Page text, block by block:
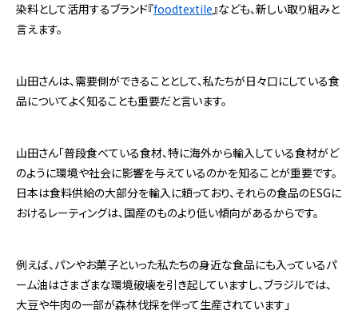
染料として活用するブランド『foodtextile』なども、新しい取り組みと
言えます。
山田さんは、需要側ができることとして、私たちが日々口にしている食
品についてよく知ることも重要だと言います。
山田さん「普段食べている食材、特に海外から輸入している食材がど
のように環境や社会に影響を与えているのかを知ることが重要です。
日本は食料供給の大部分を輸入に頼っており、それらの食品のESGに
おけるレーティングは、国産のものより低い傾向があるからです。
例えば、パンやお菓子といった私たちの身近な食品にも入っているパ
ーム油はさまざまな環境破壊を引き起していますし、ブラジルでは、
大豆や牛肉の一部が森林伐採を伴って生産されています」